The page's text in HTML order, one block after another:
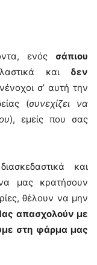
ενός σάπιου
και δεν
σ’ αυτή την
(συνεχίζει να
), εμείς που σας
και
μας κρατήσουν
θέλουν να μην
απασχολούν με
στη φάρμα μας